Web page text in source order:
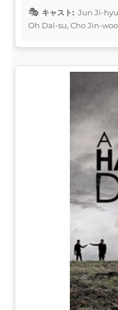
キャスト: Jun Ji-
Oh Dal-su, Cho Jin-